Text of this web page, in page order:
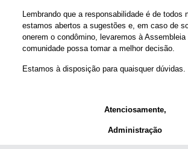
Lembrando que a responsabilidade é de todos
estamos abertos a sugestões e, em caso de
onerem o condômino, levaremos à Assembleia
comunidade possa tomar a melhor decisão.
Estamos à disposição para quaisquer dúvidas.
Atenciosamente,
Administração